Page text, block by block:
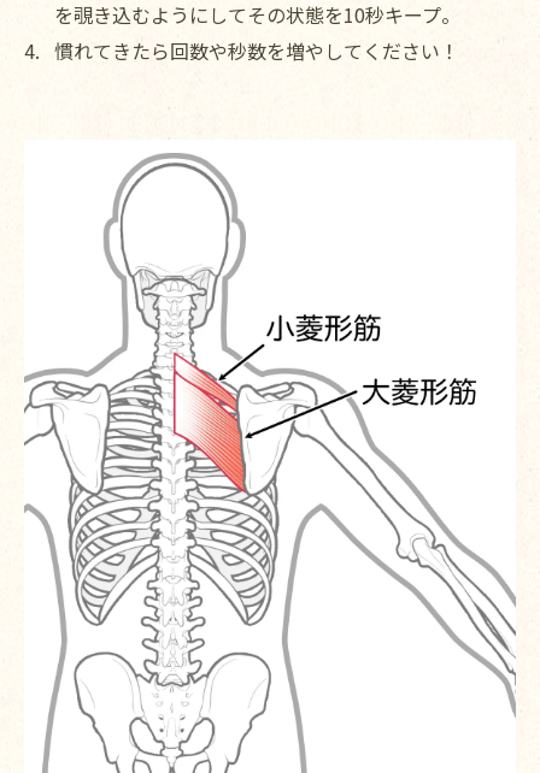
を覗き込むようにしてその状態を10秒キープ。
慣れてきたら回数や秒数を増やしてください！